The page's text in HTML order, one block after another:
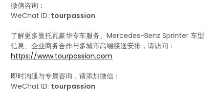
微信咨询：
WeChat ID: tourpassion
了解更多曼托瓦豪华专车服务、Mercedes-Benz Sprinter 车型
信息、企业商务合作与多城市高端接送安排，请访问：
https://www.tourpassion.com
即时沟通与专属咨询，请添加微信：
WeChat ID: tourpassion